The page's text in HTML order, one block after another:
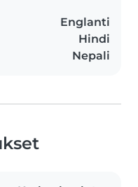
Englanti
Hindi
Nepali